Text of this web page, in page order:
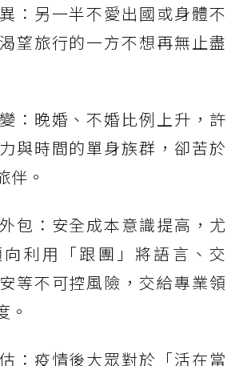
：另一半不愛出國或身體不
望旅行的一方不想再無止盡
：晚婚、不婚比例上升，許
與時間的單身族群，卻苦於
伴。
包：安全成本意識提高，尤
利用「跟團」將語言、交
等不可控風險，交給專業領
。
：疫情後大眾對於「活在當